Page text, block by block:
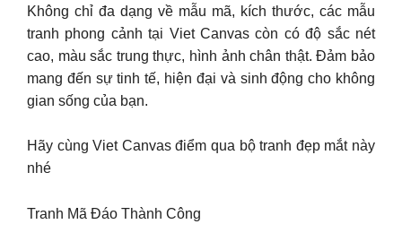
Không chỉ đa dạng về mẫu mã, kích thước, các mẫu
tranh phong cảnh tại Viet Canvas còn có độ sắc nét
cao, màu sắc trung thực, hình ảnh chân thật. Đảm bảo
mang đến sự tinh tế, hiện đại và sinh động cho không
gian sống của bạn.
Hãy cùng Viet Canvas điểm qua bộ tranh đẹp mắt này
nhé
Tranh Mã Đáo Thành Công